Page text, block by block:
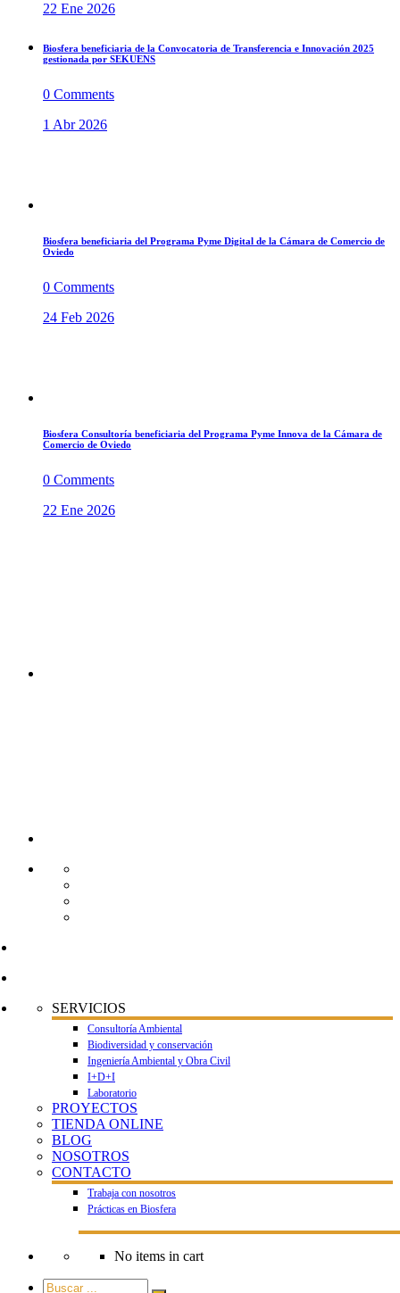
22 Ene 2026
Biosfera beneficiaria de la Convocatoria de Transferencia e Innovación 2025
gestionada por SEKUENS
0 Comments
1 Abr 2026
Biosfera beneficiaria del Programa Pyme Digital de la Cámara de Comercio de
Oviedo
0 Comments
24 Feb 2026
Biosfera Consultoría beneficiaria del Programa Pyme Innova de la Cámara de
Comercio de Oviedo
0 Comments
22 Ene 2026
SERVICIOS
Consultoría Ambiental
Biodiversidad y conservación
Ingeniería Ambiental y Obra Civil
I+D+I
Laboratorio
PROYECTOS
TIENDA ONLINE
BLOG
NOSOTROS
CONTACTO
Trabaja con nosotros
Prácticas en Biosfera
No items in cart